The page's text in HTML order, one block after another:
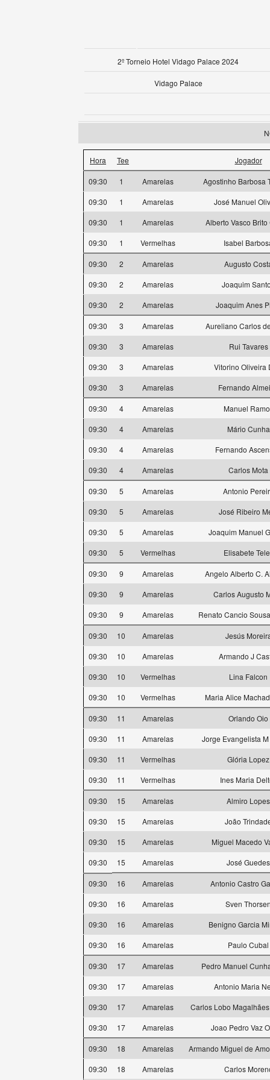
2º Torneio Hotel Vidago Palace 2024
Vidago Palace
Hora Tee Jogador
09:30 1 Amarelas
Agostinho Barbosa
09:30
1 Amarelas
José Manuel
09:30
1 Amarelas
Alberto Vasco Brito
09:30
1 Vermelhas Isabel
09:30 2 Amarelas
Augusto
09:30
2 Amarelas
Joaquim
09:30
2 Amarelas Joaquim Anes
09:30 3 Amarelas
Aureliano Carlos
09:30
3 Amarelas
Rui Tavares
09:30
3 Amarelas
Vitorino Oliveira
09:30
3 Amarelas Fernando
09:30 4 Amarelas
Manuel
09:30
4 Amarelas
Mário Cunha
09:30
4 Amarelas
Fernando
09:30
4 Amarelas Carlos Mota
09:30 5 Amarelas
Antonio
09:30
5 Amarelas
José Ribeiro
09:30
5 Amarelas
Joaquim Manuel
09:30
5 Vermelhas Elisabete
09:30 9 Amarelas
Angelo Alberto C.
09:30
9 Amarelas
Carlos Augusto
09:30
9 Amarelas Renato Cancio
09:30 10 Amarelas
Jesús
09:30
10 Amarelas
Armando J
09:30
10 Vermelhas
Lina Falcon
09:30
10 Vermelhas Maria Alice
09:30 11 Amarelas
Orlando Oio
09:30
11 Amarelas
Jorge Evangelista
09:30
11 Vermelhas
Glória Lopez
09:30
11 Vermelhas Ines Maria
09:30 15 Amarelas
Almiro Lopes
09:30
15 Amarelas
João
09:30
15 Amarelas
Miguel Macedo
09:30
15 Amarelas José Guedes
09:30 16 Amarelas
Antonio Castro
09:30
16 Amarelas
Sven
09:30
16 Amarelas
Benigno Garcia
09:30
16 Amarelas Paulo Cubal
09:30 17 Amarelas
Pedro Manuel
09:30
17 Amarelas
Antonio Maria
09:30
17 Amarelas
Carlos Lobo
09:30
17 Amarelas Joao Pedro Vaz
09:30 18 Amarelas
Armando Miguel de
09:30
18 Amarelas Carlos